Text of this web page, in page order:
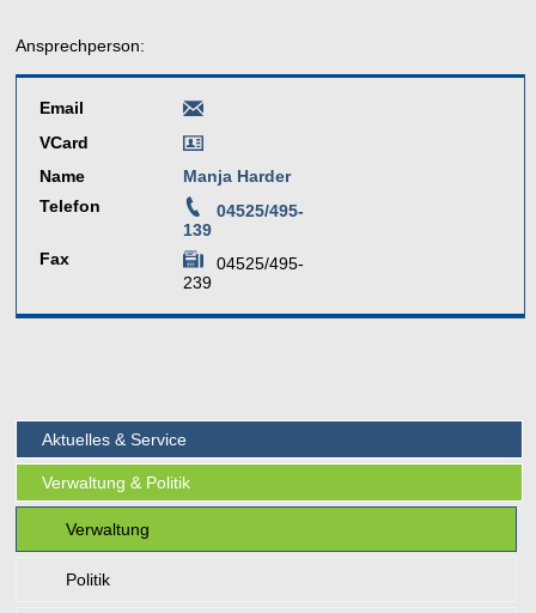
Ansprechperson:
Email
VCard
Name
Manja Harder
Telefon
04525/495-
139
Fax
04525/495-
239
Aktuelles & Service
Verwaltung & Politik
Verwaltung
Politik